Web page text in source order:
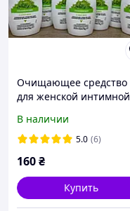
Очищающее средство
для женской интимной
эйвон (300мл)
В наличии
5.0 (6)
160₴
Купить